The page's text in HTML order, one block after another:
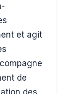
et agit
de
des